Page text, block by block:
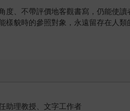
度、不帶評價地客觀書寫，仍能使
樣貌時的參照對象，永遠留存在人
助理教授、文字工作者